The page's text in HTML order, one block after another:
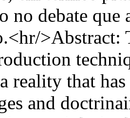
no debate que
>Abstract:
reality that
and